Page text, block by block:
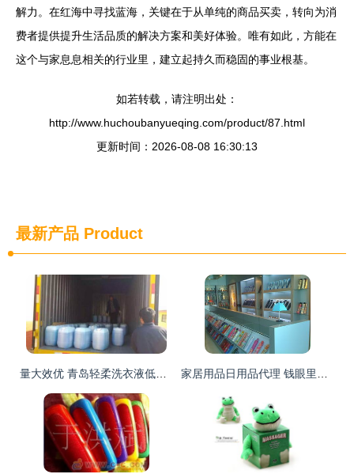
解力。在红海中寻找蓝海，关键在于从单纯的商品买卖，转向为消
费者提供提升生活品质的解决方案和美好体验。唯有如此，方能在
这个与家息息相关的行业里，建立起持久而稳固的事业根基。
如若转载，请注明出处：
http://www.huchoubanyueqing.com/product/87.html
更新时间：2026-08-08 16:30:13
最新产品 Product